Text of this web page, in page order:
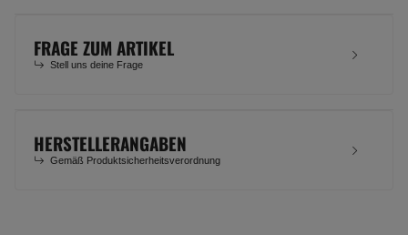
FRAGE ZUM ARTIKEL
Stell uns deine Frage
HERSTELLERANGABEN
Gemäß Produktsicherheitsverordnung